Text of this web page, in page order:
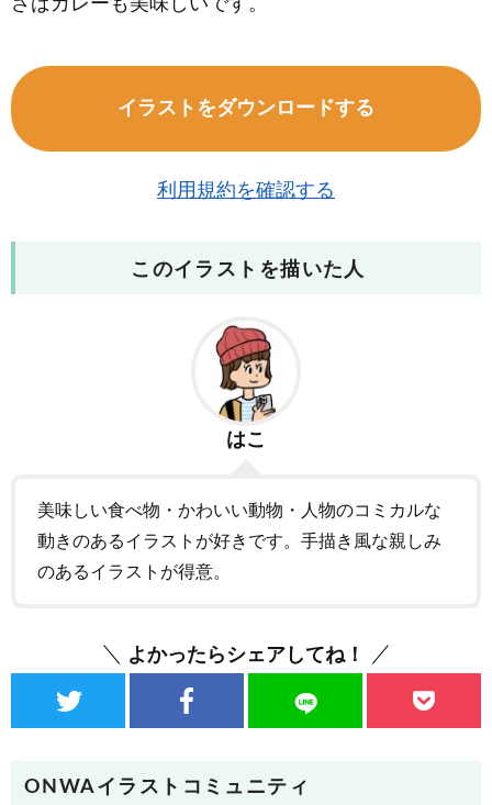
さばカレーも美味しいです。
イラストをダウンロードする
利用規約を確認する
このイラストを描いた人
はこ
美味しい食べ物・かわいい動物・人物のコミカルな
動きのあるイラストが好きです。手描き風な親しみ
のあるイラストが得意。
よかったらシェアしてね！
ONWAイラストコミュニティ